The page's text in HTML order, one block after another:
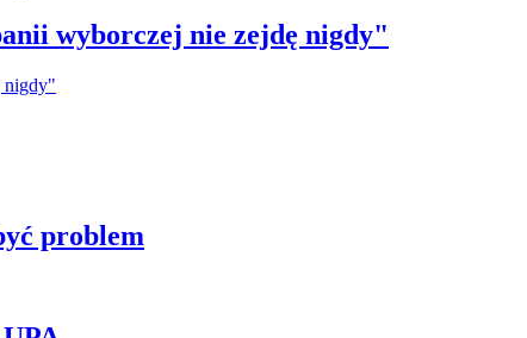
wyborczej nie zejdę nigdy"
problem